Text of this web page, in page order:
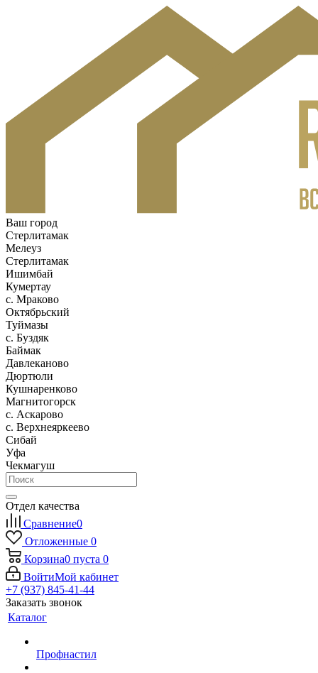
Ваш город
Стерлитамак
Мелеуз
Стерлитамак
Ишимбай
Кумертау
c. Мраково
Октябрьский
Туймазы
c. Буздяк
Баймак
Давлеканово
Дюртюли
Кушнаренково
Магнитогорск
с. Аскарово
с. Верхнеяркеево
Сибай
Уфа
Чекмагуш
Отдел качества
Сравнение0
Отложенные 0
Корзина0 пуста 0
ВойтиМой кабинет
+7 (937) 845-41-44
Заказать звонок
Каталог
Профнастил